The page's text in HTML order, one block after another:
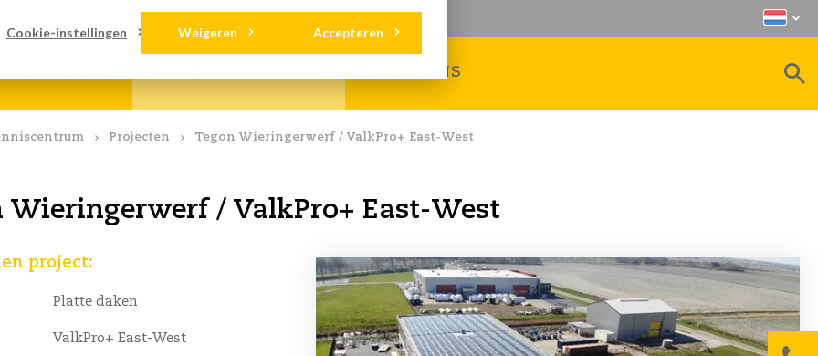
Cookie-instellingen Accepteren
Weigeren
OVER ONS
Projecten Tegon Wieringerwerf / ValkPro+ East-West
Wieringerwerf / ValkPro+ East-West
project:
Platte daken
ValkPro+ East-West